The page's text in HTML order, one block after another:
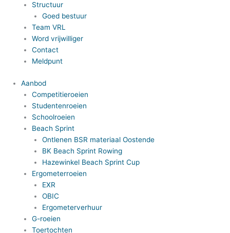
Structuur
Goed bestuur
Team VRL
Word vrijwilliger
Contact
Meldpunt
Aanbod
Competitieroeien
Studentenroeien
Schoolroeien
Beach Sprint
Ontlenen BSR materiaal Oostende
BK Beach Sprint Rowing
Hazewinkel Beach Sprint Cup
Ergometerroeien
EXR
OBIC
Ergometerverhuur
G-roeien
Toertochten